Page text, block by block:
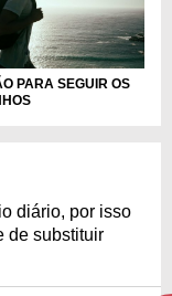
PARA SEGUIR OS
diário, por isso
de substituir